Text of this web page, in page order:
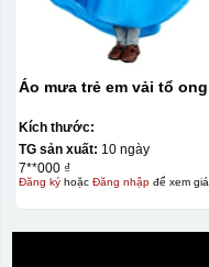
Áo mưa trẻ em vải tổ ong
Kích thước:
TG sản xuất: 10 ngày
7**000 ₫
Đăng kýhoặc Đăng nhậpđể xem giá